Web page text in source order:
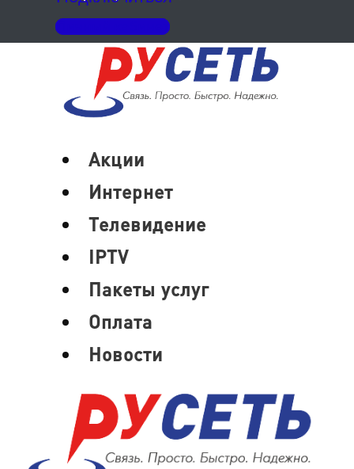
Личный кабинет
МенюАкции
Интернет
Телевидение
IPTV
Пакеты услуг
Оплата
Новости